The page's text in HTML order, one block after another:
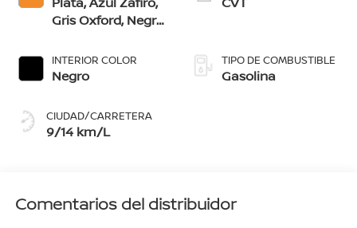
Gris Oxford, Negro,
Azul Cobalto, Rojo
Burdeos, Blanco
Gris Lunar
INTERIOR COLOR
Negro
CIUDAD/CARRETERA
9/14 km/L
TIPO DE COMBUSTIBLE
Gasolina
Comentarios del distribuidor